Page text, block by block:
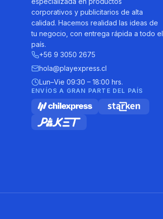
corporativos y publicitarios de alta
calidad. Hacemos realidad las ideas de
tu negocio, con entrega rápida a todo el
país.
+56 9 3050 2675
hola@playexpress.cl
Lun–Vie 09:30 – 18:00 hrs.
ENVÍOS A GRAN PARTE DEL PAÍS